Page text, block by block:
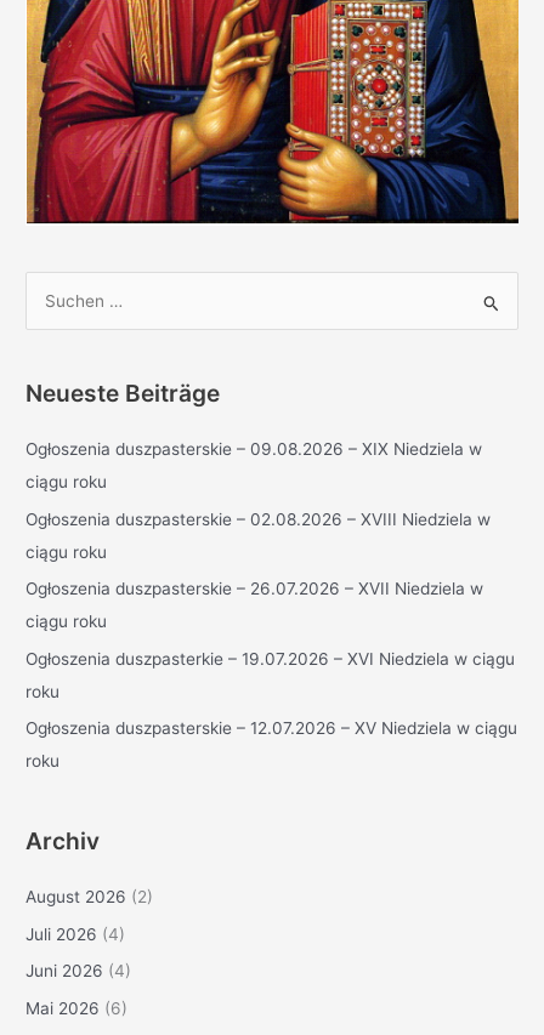
h
n
n
a
c
h
:
Neueste Beiträge
Ogłoszenia duszpasterskie – 09.08.2026 – XIX Niedziela w
ciągu roku
Ogłoszenia duszpasterskie – 02.08.2026 – XVIII Niedziela w
ciągu roku
Ogłoszenia duszpasterskie – 26.07.2026 – XVII Niedziela w
ciągu roku
Ogłoszenia duszpasterkie – 19.07.2026 – XVI Niedziela w ciągu
roku
Ogłoszenia duszpasterskie – 12.07.2026 – XV Niedziela w ciągu
roku
Archiv
August 2026 (2)
Juli 2026 (4)
Juni 2026 (4)
Mai 2026 (6)